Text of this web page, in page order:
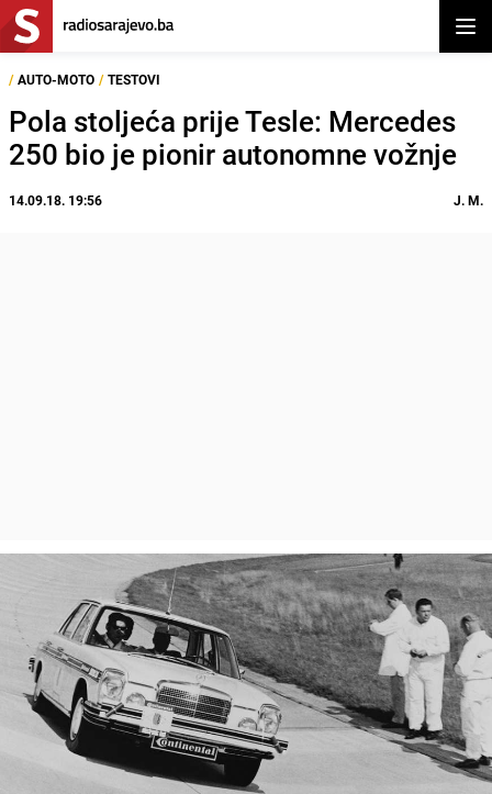
/ AUTO-MOTO / TESTOVI
Pola stoljeća prije Tesle: Mercedes
250 bio je pionir autonomne vožnje
14.09.18. 19:56 J. M.